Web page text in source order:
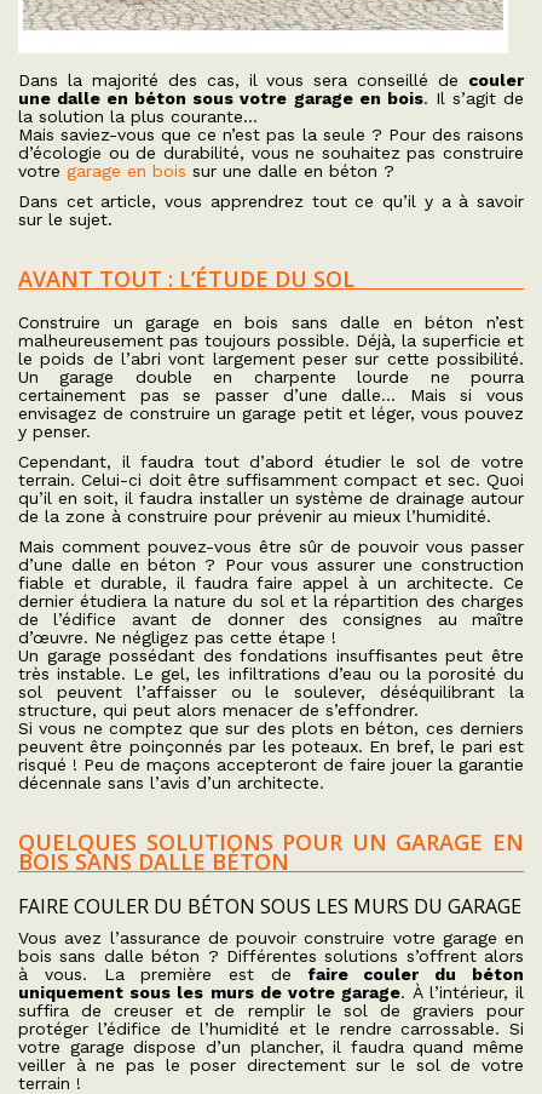
Dans la majorité des cas, il vous sera conseillé de couler
une dalle en béton sous votre garage en bois. Il s’agit de
la solution la plus courante…
Mais saviez-vous que ce n’est pas la seule ? Pour des raisons
d’écologie ou de durabilité, vous ne souhaitez pas construire
votre garage en bois sur une dalle en béton ?
Dans cet article, vous apprendrez tout ce qu’il y a à savoir
sur le sujet.
AVANT TOUT : L’ÉTUDE DU SOL
Construire un garage en bois sans dalle en béton n’est
malheureusement pas toujours possible. Déjà, la superficie et
le poids de l’abri vont largement peser sur cette possibilité.
Un garage double en charpente lourde ne pourra
certainement pas se passer d’une dalle… Mais si vous
envisagez de construire un garage petit et léger, vous pouvez
y penser.
Cependant, il faudra tout d’abord étudier le sol de votre
terrain. Celui-ci doit être suffisamment compact et sec. Quoi
qu’il en soit, il faudra installer un système de drainage autour
de la zone à construire pour prévenir au mieux l’humidité.
Mais comment pouvez-vous être sûr de pouvoir vous passer
d’une dalle en béton ? Pour vous assurer une construction
fiable et durable, il faudra faire appel à un architecte. Ce
dernier étudiera la nature du sol et la répartition des charges
de l’édifice avant de donner des consignes au maître
d’œuvre. Ne négligez pas cette étape !
Un garage possédant des fondations insuffisantes peut être
très instable. Le gel, les infiltrations d’eau ou la porosité du
sol peuvent l’affaisser ou le soulever, déséquilibrant la
structure, qui peut alors menacer de s’effondrer.
Si vous ne comptez que sur des plots en béton, ces derniers
peuvent être poinçonnés par les poteaux. En bref, le pari est
risqué ! Peu de maçons accepteront de faire jouer la garantie
décennale sans l’avis d’un architecte.
QUELQUES SOLUTIONS POUR UN GARAGE EN
BOIS SANS DALLE BÉTON
FAIRE COULER DU BÉTON SOUS LES MURS DU GARAGE
Vous avez l’assurance de pouvoir construire votre garage en
bois sans dalle béton ? Différentes solutions s’offrent alors
à vous. La première est de faire couler du béton
uniquement sous les murs de votre garage. À l’intérieur, il
suffira de creuser et de remplir le sol de graviers pour
protéger l’édifice de l’humidité et le rendre carrossable. Si
votre garage dispose d’un plancher, il faudra quand même
veiller à ne pas le poser directement sur le sol de votre
terrain !